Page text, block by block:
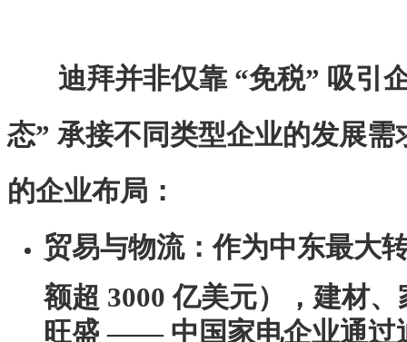
迪拜并非仅靠 “免税” 吸引
态” 承接不同类型企业的发展
的企业布局：
贸易与物流：作为中东最大
额超 3000 亿美元），建材
旺盛 —— 中国家电企业通过